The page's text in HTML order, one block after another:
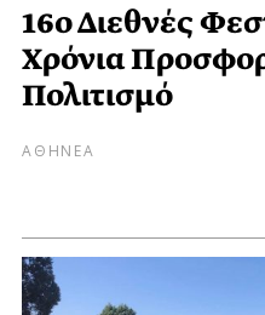
16ο Διεθνές
Χρόνια
Πολιτισμό
ΑΘΗΝΕΑ